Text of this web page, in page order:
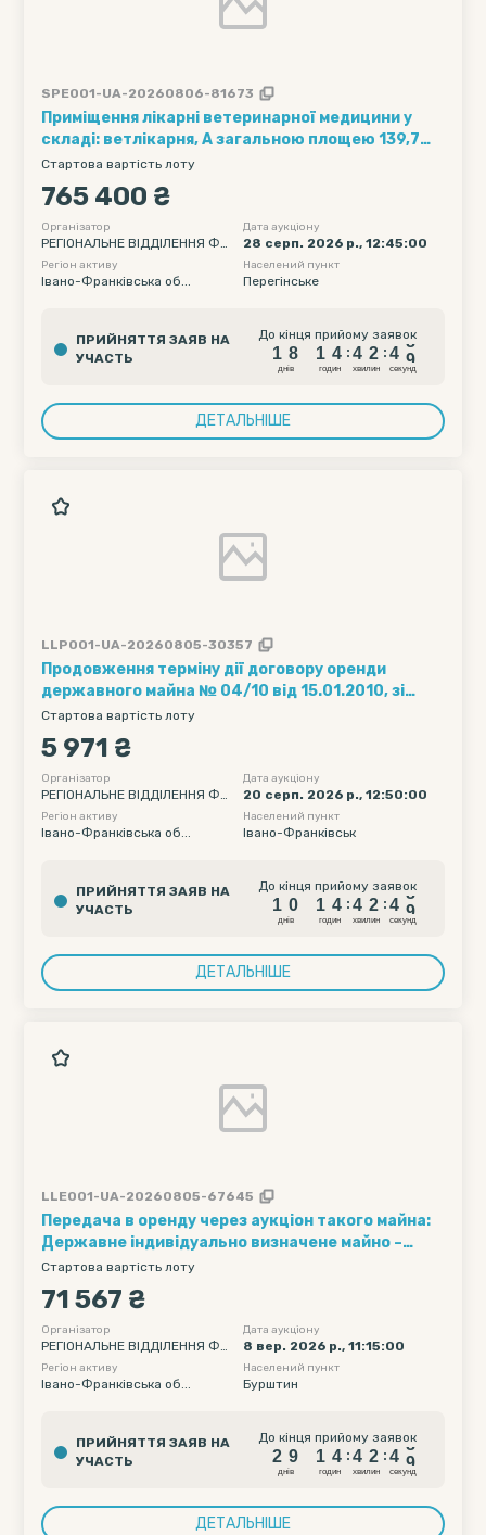
SPE001-UA-20260806-81673
Приміщення лікарні ветеринарної медицини у
складі: ветлікарня, А загальною площею 139,7
кв.м за адресою: Івано-Франківська область,
Калуський р-н, смт Перегінське, вул. Хоткевича,
144
Стартова вартість лоту
765 400 ₴
Організатор
РЕГІОНАЛЬНЕ ВІДДІЛЕННЯ ФО
НДУ ДЕРЖАВНОГО МАЙНА УК
РАЇНИ ПО ІВАНО-ФРАНКІВСЬКІ
Дата аукціону
28 серп. 2026 р., 12:45:00
Регіон активу
Івано-Франківська об...
Населений пункт
Перегінське
ПРИЙНЯТТЯ ЗАЯВ НА
УЧАСТЬ
До кінця прийому заявок
1
1
8
8
днiв
1
1
4
4
годин
:
4
4
2
2
хвилин
:
4
4
8
8
секунд
ДЕТАЛЬНІШЕ
LLP001-UA-20260805-30357
Продовження терміну дії договору оренди
державного майна № 04/10 від 15.01.2010, зі
змінами і доповненнями: на право використання
державного нерухомого майна - частини даху
(антеномісце) площею 3,0кв.м. будівлі (м.Івано-
Франківськ, вул.С.Бандери,1), за адресою:
76018, Україна, м.Івано-Франківськ, вул.Степана
Бандери,1, який може бути продовжений з
існуючим орендарем або укладений з новим
Стартова вартість лоту
5 971 ₴
Організатор
РЕГІОНАЛЬНЕ ВІДДІЛЕННЯ ФО
НДУ ДЕРЖАВНОГО МАЙНА УК
РАЇНИ ПО ІВАНО-ФРАНКІВСЬКІ
Дата аукціону
20 серп. 2026 р., 12:50:00
Регіон активу
Івано-Франківська об...
Населений пункт
Івано-Франківськ
ПРИЙНЯТТЯ ЗАЯВ НА
УЧАСТЬ
До кінця прийому заявок
1
1
0
0
днiв
1
1
4
4
годин
:
4
4
2
2
хвилин
:
4
4
8
8
секунд
ДЕТАЛЬНІШЕ
LLE001-UA-20260805-67645
Передача в оренду через аукціон такого майна:
Державне індивідуально визначене майно –
Автотрансформатор типу
АОДЦТГ-133000/400/220/35, однофазний,
заводський №52001 (інвентарний №48-512448-
01-110115, уніфікований №04003678), що
знаходиться за адресою: Івано-Франківська
обл., м. Бурштин (ТЕС АТ «ДТЕК Західенерго»),
який перебуває на балансі, але не увійшов до
товариства «Національна енергетична
компанія...
Стартова вартість лоту
71 567 ₴
Організатор
РЕГІОНАЛЬНЕ ВІДДІЛЕННЯ ФО
НДУ ДЕРЖАВНОГО МАЙНА УК
РАЇНИ ПО ІВАНО-ФРАНКІВСЬКІ
Дата аукціону
8 вер. 2026 р., 11:15:00
Регіон активу
Івано-Франківська об...
Населений пункт
Бурштин
ПРИЙНЯТТЯ ЗАЯВ НА
УЧАСТЬ
До кінця прийому заявок
2
2
9
9
днiв
1
1
4
4
годин
:
4
4
2
2
хвилин
:
4
4
8
8
секунд
ДЕТАЛЬНІШЕ